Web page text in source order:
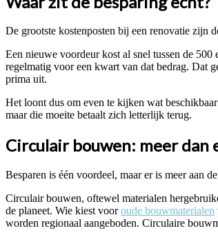
De grootste kostenposten bij een renovatie zijn
Een nieuwe voordeur kost al snel tussen de
regelmatig voor een kwart van dat bedrag. Dat
prima uit.
Het loont dus om even te kijken wat
maar die moeite betaalt zich letterlijk terug.
Circulair bouwen: meer dan
Besparen is één voordeel, maar er is meer aan
Circulair bouwen, oftewel materialen
de planeet. Wie kiest vooroude bouwmaterialen
worden regionaal aangeboden. Circulaire